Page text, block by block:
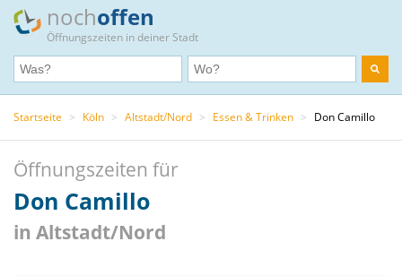
nochoffen
Öffnungszeiten in deiner Stadt
Startseite > Köln > Altstadt/Nord > Essen & Trinken > Don Camillo
Öffnungszeiten für
Don Camillo
in Altstadt/Nord